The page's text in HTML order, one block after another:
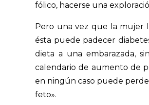
fólico, hacerse una
Pero una vez que la mujer
ésta puede padecer
dieta a una embarazada,
calendario de aumento de
en ningún caso puede
feto».